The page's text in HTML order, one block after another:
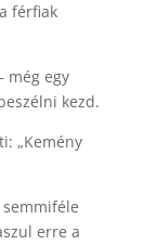
férfiak
még egy
kezd.
„Kemény
erre a